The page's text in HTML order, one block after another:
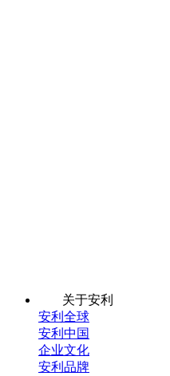
关于安利
安利全球
安利中国
企业文化
安利品牌